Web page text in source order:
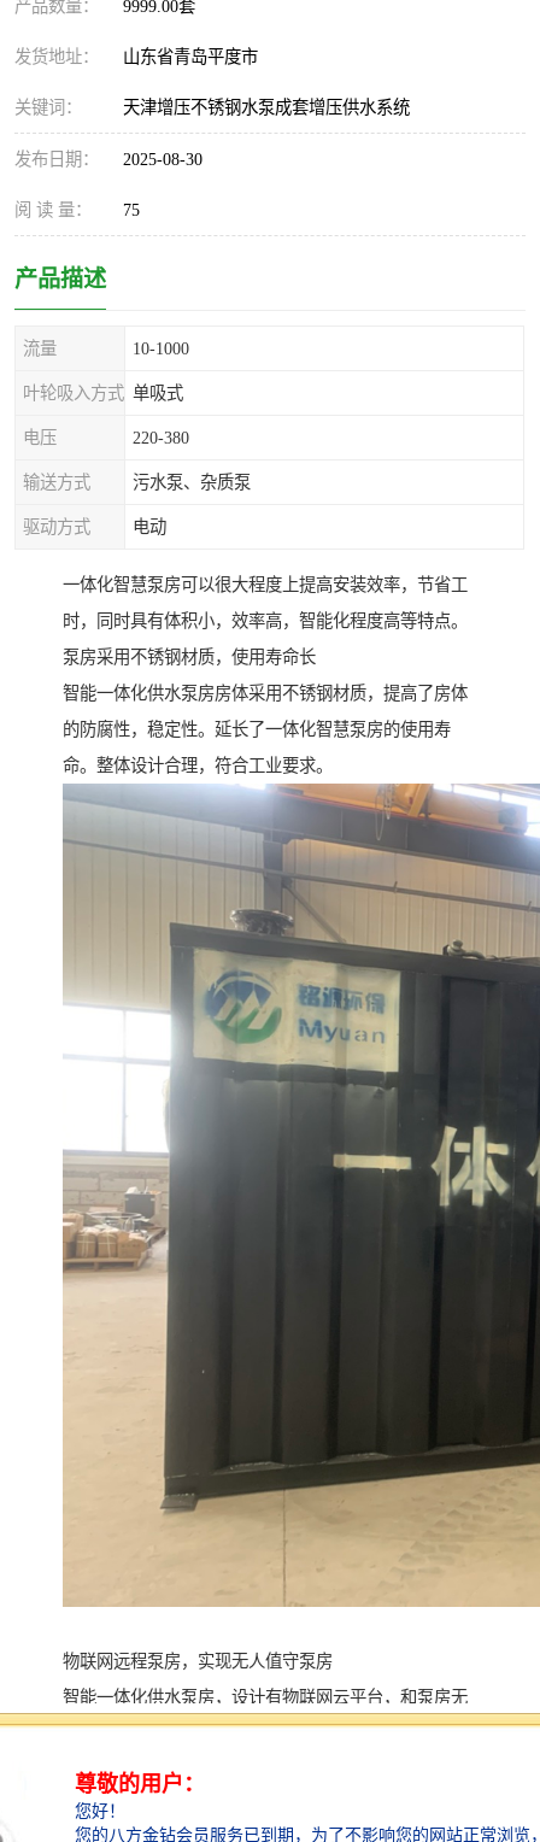
产品数量： 9999.00套
发货地址： 山东省青岛平度市
关键词： 天津增压不锈钢水泵成套增压供水系统
发布日期： 2025-08-30
阅 读 量： 75
产品描述
流量 10-1000
叶轮吸入方式 单吸式
电压 220-380
输送方式 污水泵、杂质泵
驱动方式 电动
一体化智慧泵房可以很大程度上提高安装效率，节省工
时，同时具有体积小，效率高，智能化程度高等特点。
泵房采用不锈钢材质，使用寿命长
智能一体化供水泵房房体采用不锈钢材质，提高了房体
的防腐性，稳定性。延长了一体化智慧泵房的使用寿
命。整体设计合理，符合工业要求。
物联网远程泵房，实现无人值守泵房
智能一体化供水泵房，设计有物联网云平台，和泵房无
缝连接，能够随时随地远方的泵房及设备，当泵房出现
问题时，设备发信息到负责人手机，提醒用户观看检查
等。
灌溉泵房